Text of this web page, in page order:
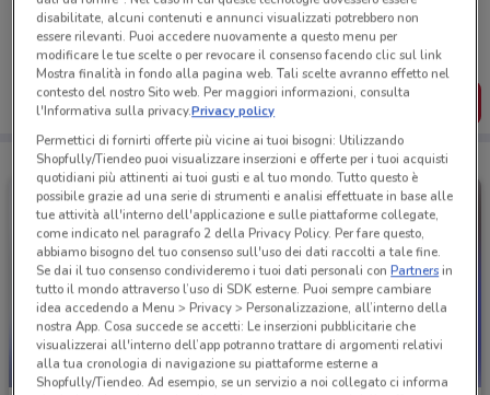
Porta DoveConviene sempre con te!
Puoi trovare le migliori offerte dei negozi vicino a te,
salvarle e creare la tua lista del risparmio, comodamente
dal tuo cellulare.
SCARICA L’APP
NUOVO
disabilitate, alcuni contenuti e annunci visualizzati potrebbero non
essere rilevanti. Puoi accedere nuovamente a questo menu per
modificare le tue scelte o per revocare il consenso facendo clic sul link
Mostra finalità in fondo alla pagina web. Tali scelte avranno effetto nel
contesto del nostro Sito web. Per maggiori informazioni, consulta
l'Informativa sulla privacy.Privacy policy
Permettici di fornirti offerte più vicine ai tuoi bisogni: Utilizzando
Shopfully/Tiendeo puoi visualizzare inserzioni e offerte per i tuoi acquisti
quotidiani più attinenti ai tuoi gusti e al tuo mondo. Tutto questo è
possibile grazie ad una serie di strumenti e analisi effettuate in base alle
tue attività all'interno dell'applicazione e sulle piattaforme collegate,
come indicato nel paragrafo 2 della Privacy Policy. Per fare questo,
abbiamo bisogno del tuo consenso sull'uso dei dati raccolti a tale fine.
Se dai il tuo consenso condivideremo i tuoi dati personali conPartnersin
tutto il mondo attraverso l’uso di SDK esterne. Puoi sempre cambiare
idea accedendo a Menu > Privacy > Personalizzazione, all’interno della
nostra App. Cosa succede se accetti: Le inserzioni pubblicitarie che
visualizzerai all'interno dell’app potranno trattare di argomenti relativi
alla tua cronologia di navigazione su piattaforme esterne a
Shopfully/Tiendeo. Ad esempio, se un servizio a noi collegato ci informa